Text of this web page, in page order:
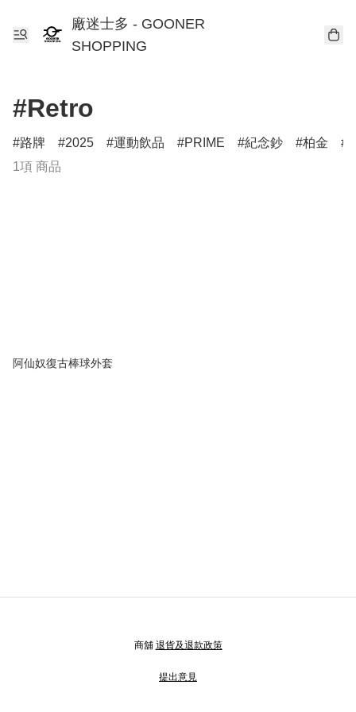
廠迷士多 - GOONER
SHOPPING
#Retro
路牌 2025 運動飲品 PRIME 紀念鈔 柏金
1項 商品
阿仙奴復古棒球外套
商舖 退貨及退款政策
提出意見